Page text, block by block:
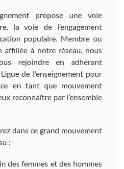
propose une voie
la voie de l’engagement
populaire. Membre ou
affiliée à notre réseau, nous
rejoindre en adhérant
de l’enseignement pour
en tant que mouvement
reconnaître par l’ensemble
dans ce grand mouvement
:
des femmes et des hommes